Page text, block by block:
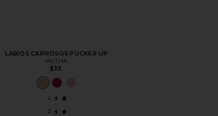
LABIOS CARNOSOS PUCKER UP
MUTHA
$35